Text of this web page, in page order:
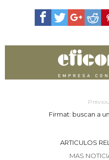
Firmat: buscan a
ARTICULOS
MAS